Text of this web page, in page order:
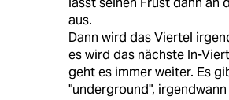
aus.
Dann wird das Viertel
es wird das nächste In-
geht es immer weiter. Es
"underground",